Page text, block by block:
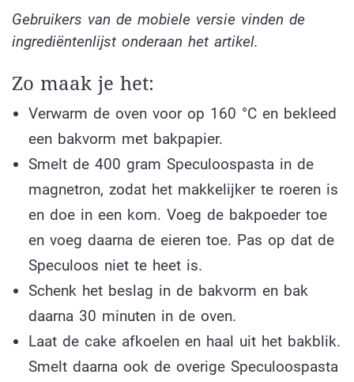
Gebruikers van de mobiele versie vinden de
ingrediëntenlijst onderaan het artikel.
Zo maak je het:
Verwarm de oven voor op 160 °C en bekleed
een bakvorm met bakpapier.
Smelt de 400 gram Speculoospasta in de
magnetron, zodat het makkelijker te roeren is
en doe in een kom. Voeg de bakpoeder toe
en voeg daarna de eieren toe. Pas op dat de
Speculoos niet te heet is.
Schenk het beslag in de bakvorm en bak
daarna 30 minuten in de oven.
Laat de cake afkoelen en haal uit het bakblik.
Smelt daarna ook de overige Speculoospasta